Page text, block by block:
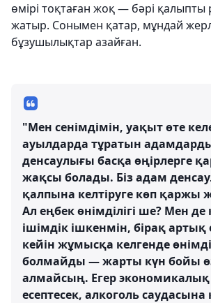
өмірі тоқтаған жоқ — бәрі
жатыр. Сонымен қатар, мұндай
бұзушылықтар азайған.
"Мен сенімдімін, уақыт өте
ауылдарда тұратын
денсаулығы басқа өңірлерге
жақсы болады. Біз адам
қалпына келтіруге көп қаржы
Ал еңбек өнімділігі ше? Мен де
ішімдік ішкенмін, бірақ
кейін жұмысқа келгенде
болмайды — жарты күн бойы
алмайсың. Егер
есептесек, алкоголь